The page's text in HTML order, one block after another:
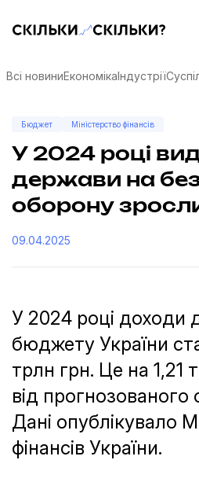
Скільки-скільки? — Медіа
Всі новиниЕкономікаІндустрії
Бюджет Міністерство фінансів
У 2024 році
держави на
оборону
09.04.2025
У 2024 році доходи
бюджету України
трлн грн. Це на 1,21
від прогнозованого
Дані опублікувало
фінансів України.